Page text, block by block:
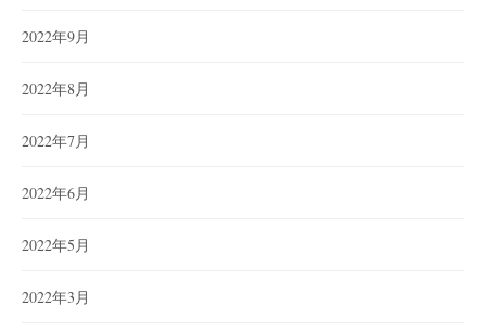
2022年9月
2022年8月
2022年7月
2022年6月
2022年5月
2022年3月